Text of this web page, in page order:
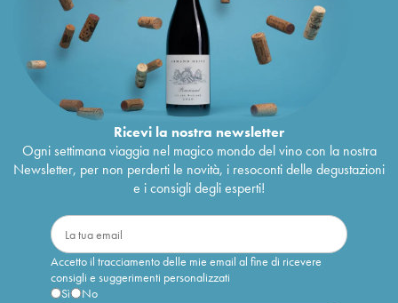
Ricevi la nostra newsletter
Ogni settimana viaggia nel magico mondo del vino con la nostra
Newsletter, per non perderti le novità, i resoconti delle degustazioni
e i consigli degli esperti!
Accetto il tracciamento delle mie email al fine di ricevere
consigli e suggerimenti personalizzati
Sì
No